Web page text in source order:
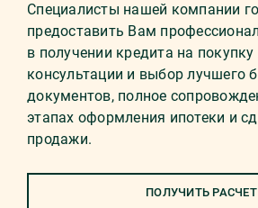
Специалисты нашей компании
предоставить Вам
в получении кредита на
консультации и выбор лучшего
документов, полное
этапах оформления ипотеки и
продажи.
ПОЛУЧИТЬ РАСЧЕТ